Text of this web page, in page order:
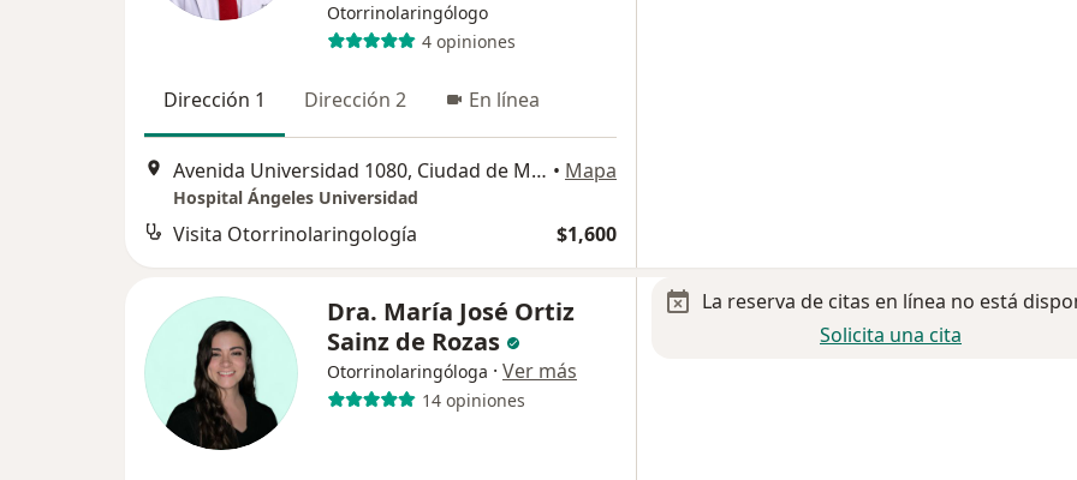
Otorrinolaringólogo
4 opiniones
Dirección 1 Dirección 2 En línea
Avenida Universidad 1080, Ciudad de México • Mapa
Hospital Ángeles Universidad
Visita Otorrinolaringología $1,600
Dra. María José Ortiz
Sainz de Rozas
Otorrinolaringóloga · Ver más
14 opiniones
La reserva de citas en línea no está
Solicita una cita